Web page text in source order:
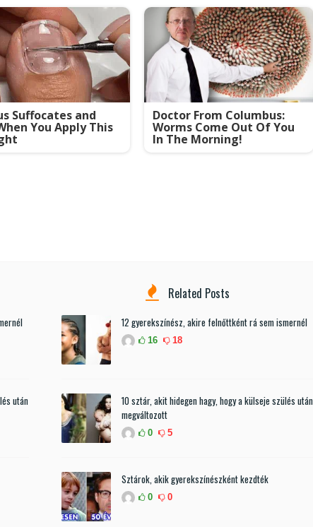
Suffocates and
You Apply This
Doctor From Columbus:
Worms Come Out Of You
In The Morning!
után
Related Posts
12 gyerekszínész, akire felnőttként rá sem ismernél
16 18
10 sztár, akit hidegen hagy, hogy a külseje szülés után
megváltozott
0 5
Sztárok, akik gyerekszínészként kezdték
0 0